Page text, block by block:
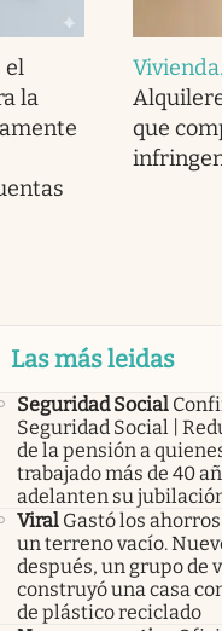
el
la
Vivienda.
que
Las más leidas
Seguridad Social
Seguridad Social |
de la pensión a
trabajado más de 40
adelanten su
Viral Gastó los
un terreno vacío.
después, un grupo de
construyó una casa
de plástico reciclado